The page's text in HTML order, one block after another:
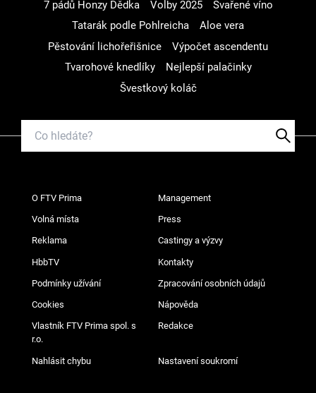
7 pádů Honzy Dědka
Volby 2025
Svařené víno
Tatarák podle Pohlreicha
Aloe vera
Pěstování lichořeřišnice
Výpočet ascendentu
Tvarohové knedlíky
Nejlepší palačinky
Švestkový koláč
O FTV Prima Management
Volná místa Press
Reklama Castingy a výzvy
HbbTV Kontakty
Podmínky užívání Zpracování osobních údajů
Cookies Nápověda
Vlastník FTV Prima spol. s
r.o.
Redakce
Nahlásit chybu Nastavení soukromí